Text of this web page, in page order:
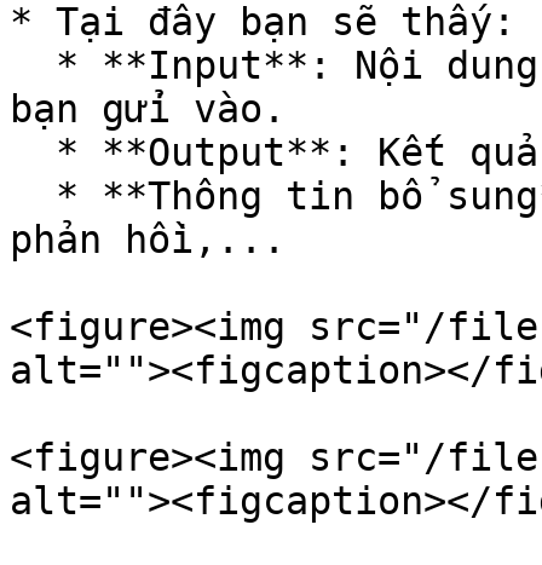
* Tại đây bạn sẽ thấy:
bạn gửi vào.
phản hồi,...
<figure><img src="/files/
alt=""><figcaption></
<figure><img src="/files/
alt=""><figcaption></